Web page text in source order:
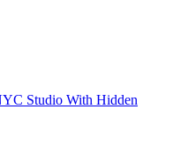
Studio With Hidden